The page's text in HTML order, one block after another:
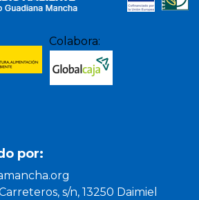
Colabora:
por:
s/n, 13250 Daimiel